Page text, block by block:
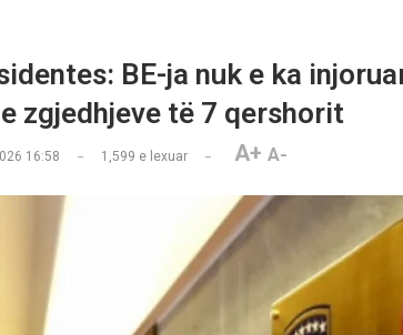
BE-ja nuk e ka
zgjedhjeve të 7 qershorit
16:58 1,599 e lexuar A+ A-